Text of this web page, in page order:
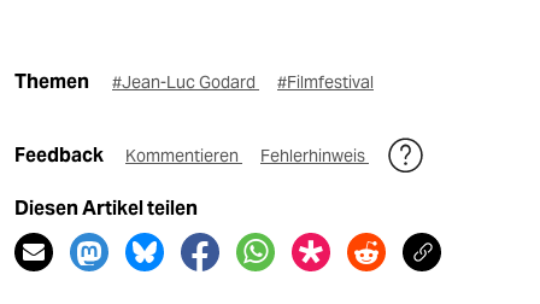
Themen #Jean-Luc Godard #Filmfestival
Feedback Kommentieren Fehlerhinweis
Diesen Artikel teilen